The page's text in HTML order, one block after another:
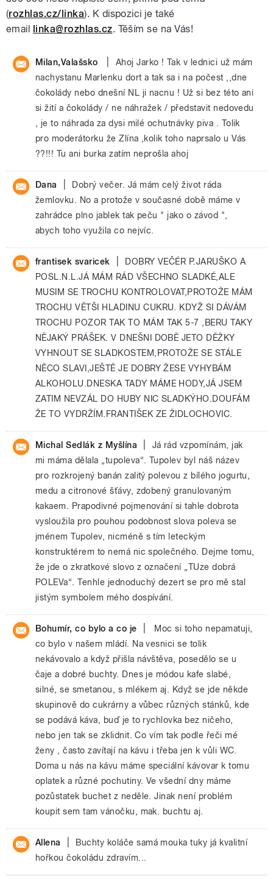
(rozhlas.cz/linka). K dispozici je také
email linka@rozhlas.cz. Těším se na Vás!
Milan,Valašsko
Ahoj Jarko ! Tak v lednici už mám
nachystanu Marlenku dort a tak sa i na počest ,,dne
čokolády nebo dnešní NL ji nacnu ! Už si bez této ani
si žití a čokolády / ne náhražek / představit nedovedu
, je to náhrada za dysi milé ochutnávky piva . Tolik
pro moderátorku že Zlína ,kolik toho naprsalo u Vás
??!!! Tu ani burka zatím neprošla ahoj
Dana
Dobrý večer. Já mám celý život ráda
žemlovku. No a protože v současné době máme v
zahrádce plno jablek tak peču " jako o závod ",
abych toho využila co nejvíc.
frantisek svaricek
DOBRY VEČÉR P.JARUŠKO A
POSL.N.L.JÁ MÁM RÁD VŠECHNO SLADKÉ,ALE
MUSIM SE TROCHU KONTROLOVAT,PROTOŽE MÁM
TROCHU VĚTŠI HLADINU CUKRU. KDYŽ SI DÁVÁM
TROCHU POZOR TAK TO MÁM TAK 5-7 ,BERU TAKY
NĚJAKÝ PRÁŠEK. V DNEŠNI DOBĚ JETO DĚŽKY
VYHNOUT SE SLADKOSTEM,PROTOŽE SE STÁLE
NĚCO SLAVI,JEŠTĚ JE DOBRY ŽESE VYHYBÁM
ALKOHOLU.DNESKA TADY MÁME HODY,JÁ JSEM
ZATIM NEVZÁL DO HUBY NIC SLADKÝHO.DOUFÁM
ŽE TO VYDRŽÍM.FRANTIŠEK ZE ŽIDLOCHOVIC.
Michal Sedlák z Myšlína
Já rád vzpomínám, jak
mi máma dělala „tupoleva“. Tupolev byl náš název
pro rozkrojený banán zalitý polevou z bílého jogurtu,
medu a citronové šťávy, zdobený granulovaným
kakaem. Prapodivné pojmenování si tahle dobrota
vysloužila pro pouhou podobnost slova poleva se
jménem Tupolev, nicméně s tím leteckým
konstruktérem to nemá nic společného. Dejme tomu,
že jde o zkratkové slovo z označení „TUze dobrá
POLEVa“. Tenhle jednoduchý dezert se pro mě stal
jistým symbolem mého dospívání.
Bohumír, co bylo a co je
Moc si toho nepamatuji,
co bylo v našem mládí. Na vesnici se tolik
nekávovalo a když přišla návštěva, posedělo se u
čaje a dobré buchty. Dnes je módou kafe slabé,
silné, se smetanou, s mlékem aj. Když se jde někde
skupinově do cukrárny a vůbec různých stánků, kde
se podává káva, buď je to rychlovka bez ničeho,
nebo jen tak se zklidnit. Co vím tak podle řeči mé
ženy , často zavítají na kávu i třeba jen k vůli WC.
Doma u nás na kávu máme speciální kávovar k tomu
oplatek a různé pochutiny. Ve všední dny máme
pozůstatek buchet z neděle. Jinak není problém
koupit sem tam vánočku, mak. buchtu aj.
Allena
Buchty koláče samá mouka tuky já kvalitní
hořkou čokoládu zdravím...